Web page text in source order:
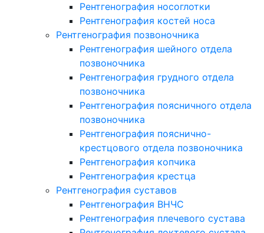
Рентгенография носоглотки
Рентгенография костей носа
Рентгенография позвоночника
Рентгенография шейного отдела
позвоночника
Рентгенография грудного отдела
позвоночника
Рентгенография поясничного отдела
позвоночника
Рентгенография пояснично-
крестцового отдела позвоночника
Рентгенография копчика
Рентгенография крестца
Рентгенография суставов
Рентгенография ВНЧС
Рентгенография плечевого сустава